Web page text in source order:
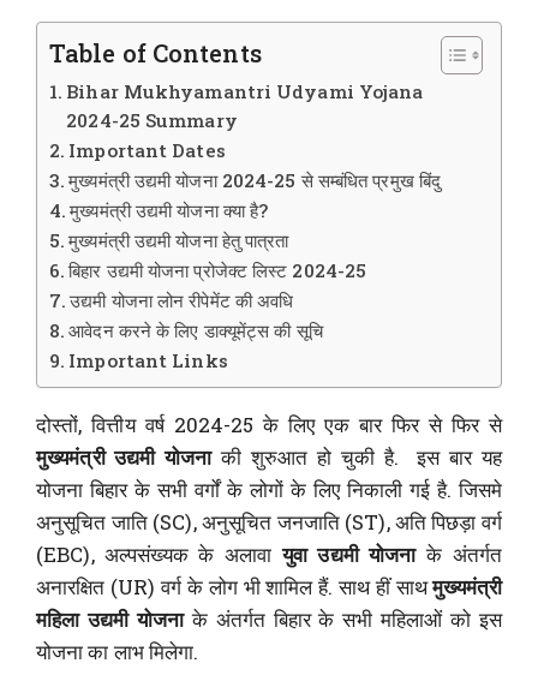
Table of Contents
Bihar Mukhyamantri Udyami Yojana
2024-25 Summary
Important Dates
मुख्यमंत्री उद्यमी योजना 2024-25 से सम्बंधित प्रमुख बिंदु
मुख्यमंत्री उद्यमी योजना क्या है?
मुख्यमंत्री उद्यमी योजना हेतु पात्रता
बिहार उद्यमी योजना प्रोजेक्ट लिस्ट 2024-25
उद्यमी योजना लोन रीपेमेंट की अवधि
आवेदन करने के लिए डाक्यूमेंट्स की सूचि
Important Links
दोस्तों, वित्तीय वर्ष 2024-25 के लिए एक बार फिर से फिर से
मुख्यमंत्री उद्यमी योजनाकी शुरुआत हो चुकी है. इस बार यह
योजना बिहार के सभी वर्गों के लोगों के लिए निकाली गई है. जिसमे
अनुसूचित जाति (SC), अनुसूचित जनजाति (ST), अति पिछड़ा वर्ग
(EBC), अल्पसंख्यक के अलावायुवा उद्यमी योजनाके अंतर्गत
अनारक्षित (UR) वर्ग के लोग भी शामिल हैं. साथ हीं साथमुख्यमंत्री
महिला उद्यमी योजनाके अंतर्गत बिहार के सभी महिलाओं को इस
योजना का लाभ मिलेगा.